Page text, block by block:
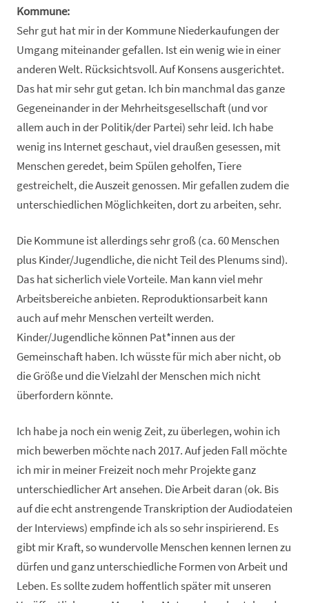
Kommune:
Sehr gut hat mir in der Kommune Niederkaufungen der
Umgang miteinander gefallen. Ist ein wenig wie in einer
anderen Welt. Rücksichtsvoll. Auf Konsens ausgerichtet.
Das hat mir sehr gut getan. Ich bin manchmal das ganze
Gegeneinander in der Mehrheitsgesellschaft (und vor
allem auch in der Politik/der Partei) sehr leid. Ich habe
wenig ins Internet geschaut, viel draußen gesessen, mit
Menschen geredet, beim Spülen geholfen, Tiere
gestreichelt, die Auszeit genossen. Mir gefallen zudem die
unterschiedlichen Möglichkeiten, dort zu arbeiten, sehr.
Die Kommune ist allerdings sehr groß (ca. 60 Menschen
plus Kinder/Jugendliche, die nicht Teil des Plenums sind).
Das hat sicherlich viele Vorteile. Man kann viel mehr
Arbeitsbereiche anbieten. Reproduktionsarbeit kann
auch auf mehr Menschen verteilt werden.
Kinder/Jugendliche können Pat*innen aus der
Gemeinschaft haben. Ich wüsste für mich aber nicht, ob
die Größe und die Vielzahl der Menschen mich nicht
überfordern könnte.
Ich habe ja noch ein wenig Zeit, zu überlegen, wohin ich
mich bewerben möchte nach 2017. Auf jeden Fall möchte
ich mir in meiner Freizeit noch mehr Projekte ganz
unterschiedlicher Art ansehen. Die Arbeit daran (ok. Bis
auf die echt anstrengende Transkription der Audiodateien
der Interviews) empfinde ich als so sehr inspirierend. Es
gibt mir Kraft, so wundervolle Menschen kennen lernen zu
dürfen und ganz unterschiedliche Formen von Arbeit und
Leben. Es sollte zudem hoffentlich später mit unseren